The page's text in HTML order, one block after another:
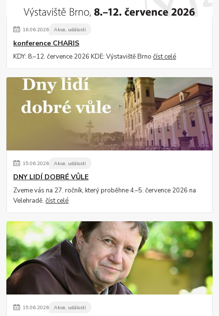
16.06.2026 Akce, události
konference CHARIS
KDY: 8.–12. července 2026 KDE: Výstaviště Brnočíst celé
15.06.2026 Akce, události
DNY LIDÍ DOBRÉ VŮLE
Zveme vás na 27. ročník, který proběhne 4.–5. července 2026 na
Velehradě.číst celé
15.06.2026 Akce, události